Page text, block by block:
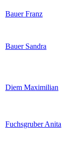
Bauer Franz
Bauer Sandra
Diem Maximilian
Fuchsgruber Anita